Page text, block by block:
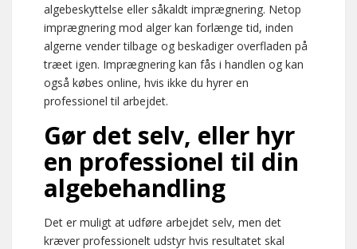
algebeskyttelse eller såkaldt imprægnering. Netop
imprægnering mod alger kan forlænge tid, inden
algerne vender tilbage og beskadiger overfladen på
træet igen. Imprægnering kan fås i handlen og kan
også købes online, hvis ikke du hyrer en
professionel til arbejdet.
Gør det selv, eller hyr
en professionel til din
algebehandling
Det er muligt at udføre arbejdet selv, men det
kræver professionelt udstyr hvis resultatet skal